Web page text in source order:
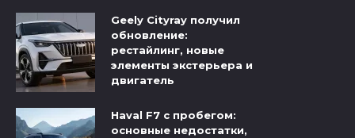
Geely Cityray получил
обновление:
рестайлинг, новые
элементы экстерьера и
двигатель
Haval F7 с пробегом:
основные недостатки,